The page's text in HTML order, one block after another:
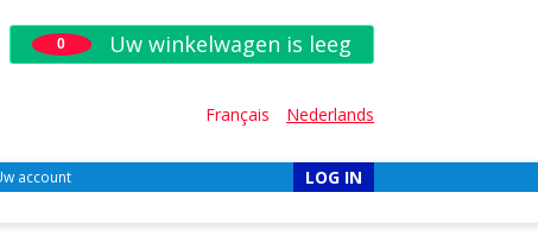
0 Uw winkelwagen is leeg
Français Nederlands
account LOG IN